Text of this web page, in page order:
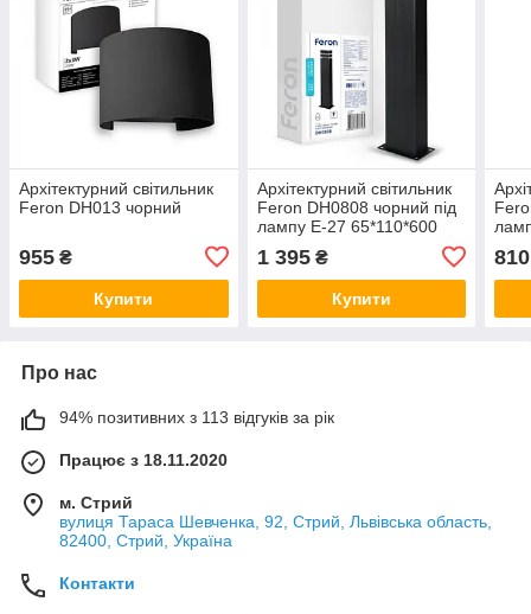
Архітектурний світильник
Feron DH013 чорний
955 ₴
Купити
Архітектурний світильник
Feron DH0808 чорний під
лампу E-27 65*110*600
1 395₴
Купити
810
Про нас
94% позитивних з 113 відгуків за рік
Працює з 18.11.2020
м. Стрий
вулиця Тараса Шевченка, 92, Стрий, Львівська область,
82400, Стрий, Україна
Контакти